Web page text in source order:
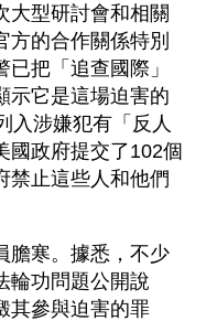
大型研討會和相關
方的合作關係特別
把「追查國際」
示它是這場迫害的
入涉嫌犯有「反人
國政府提交了102個
禁止這些人和他們
膽寒。據悉，不少
輪功問題公開說
其參與迫害的罪